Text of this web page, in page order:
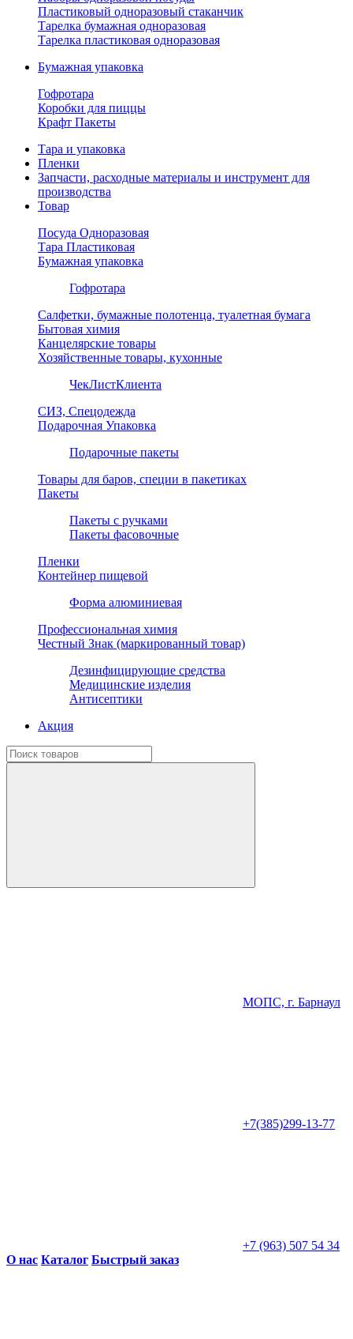
Пластиковый одноразовый стаканчик
Тарелка бумажная одноразовая
Тарелка пластиковая одноразовая
Бумажная упаковка
Гофротара
Коробки для пиццы
Крафт Пакеты
Тара и упаковка
Пленки
Запчасти, расходные материалы и инструмент для
производства
Товар
Посуда Одноразовая
Тара Пластиковая
Бумажная упаковка
Гофротара
Салфетки, бумажные полотенца, туалетная бумага
Бытовая химия
Канцелярские товары
Хозяйственные товары, кухонные
ЧекЛистКлиента
СИЗ, Спецодежда
Подарочная Упаковка
Подарочные пакеты
Товары для баров, специи в пакетиках
Пакеты
Пакеты с ручками
Пакеты фасовочные
Пленки
Контейнер пищевой
Форма алюминиевая
Профессиональная химия
Честный Знак (маркированный товар)
Дезинфицирующие средства
Медицинские изделия
Антисептики
Акция
МОПС, г. Барнаул
+7(385)299-13-77
+7 (963) 507 54 34
О нас Каталог Быстрый заказ